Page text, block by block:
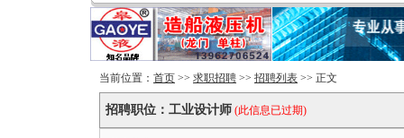
当前位置： 首页 >> 求职招聘 >> 招聘列表 >> 正文
招聘职位：工业设计师 (此信息已过期)